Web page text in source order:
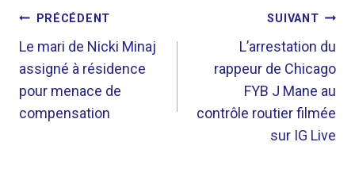
NAVIGATION
DE
L’ARTICLE
PRÉCÉDENT
Le mari de Nicki Minaj
assigné à résidence
pour menace de
compensation
SUIVANT
L’arrestation du
rappeur de Chicago
FYB J Mane au
contrôle routier filmée
sur IG Live